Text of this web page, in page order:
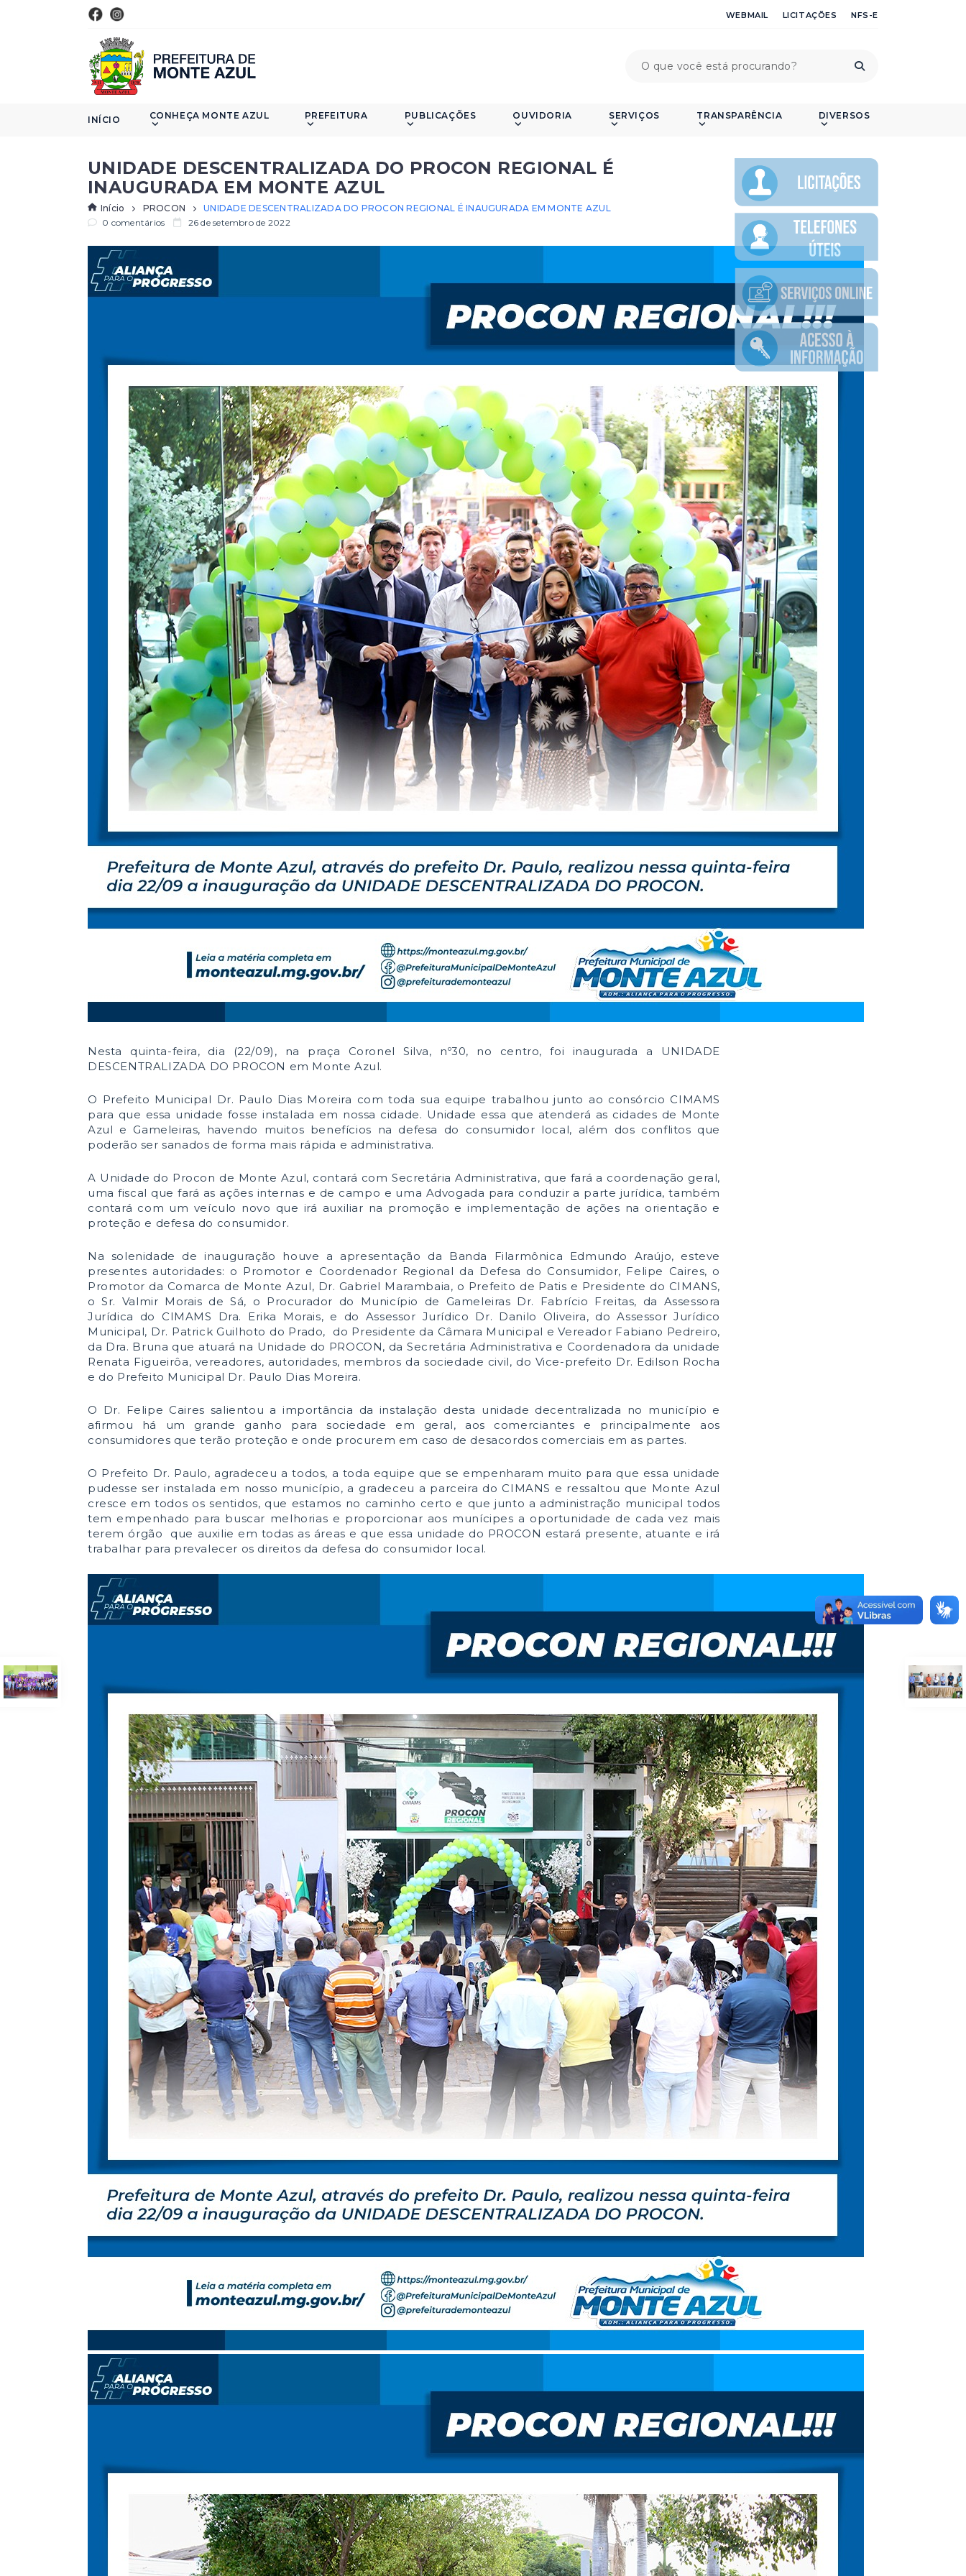
WEBMAIL LICITAÇÕES NFS-E
INÍCIO CONHEÇA MONTE AZUL PREFEITURA PUBLICAÇÕES OUVIDORIA SERVIÇOS TRANSPARÊNCIA DIVERSOS
UNIDADE DESCENTRALIZADA DO PROCON REGIONAL É
INAUGURADA EM MONTE AZUL
Início PROCON
UNIDADE DESCENTRALIZADA DO PROCON REGIONAL É INAUGURADA EM MONTE AZUL
0 comentários
26 de setembro de 2022
Nesta quinta-feira, dia (22/09), na praça Coronel Silva, nº30, no centro, foi inaugurada a UNIDADE
DESCENTRALIZADA DO PROCON em Monte Azul.
O Prefeito Municipal Dr. Paulo Dias Moreira com toda sua equipe trabalhou junto ao consórcio CIMAMS
para que essa unidade fosse instalada em nossa cidade. Unidade essa que atenderá as cidades de Monte
Azul e Gameleiras, havendo muitos benefícios na defesa do consumidor local, além dos conflitos que
poderão ser sanados de forma mais rápida e administrativa.
A Unidade do Procon de Monte Azul, contará com Secretária Administrativa, que fará a coordenação geral,
uma fiscal que fará as ações internas e de campo e uma Advogada para conduzir a parte jurídica, também
contará com um veículo novo que irá auxiliar na promoção e implementação de ações na orientação e
proteção e defesa do consumidor.
Na solenidade de inauguração houve a apresentação da Banda Filarmônica Edmundo Araújo, esteve
presentes autoridades: o Promotor e Coordenador Regional da Defesa do Consumidor, Felipe Caires, o
Promotor da Comarca de Monte Azul, Dr. Gabriel Marambaia, o Prefeito de Patis e Presidente do CIMANS,
o Sr. Valmir Morais de Sá, o Procurador do Município de Gameleiras Dr. Fabrício Freitas, da Assessora
Jurídica do CIMAMS Dra. Erika Morais, e do Assessor Jurídico Dr. Danilo Oliveira, do Assessor Jurídico
Municipal, Dr. Patrick Guilhoto do Prado, do Presidente da Câmara Municipal e Vereador Fabiano Pedreiro,
da Dra. Bruna que atuará na Unidade do PROCON, da Secretária Administrativa e Coordenadora da unidade
Renata Figueirôa, vereadores, autoridades, membros da sociedade civil, do Vice-prefeito Dr. Edilson Rocha
e do Prefeito Municipal Dr. Paulo Dias Moreira.
O Dr. Felipe Caires salientou a importância da instalação desta unidade decentralizada no município e
afirmou há um grande ganho para sociedade em geral, aos comerciantes e principalmente aos
consumidores que terão proteção e onde procurem em caso de desacordos comerciais em as partes.
O Prefeito Dr. Paulo, agradeceu a todos, a toda equipe que se empenharam muito para que essa unidade
pudesse ser instalada em nosso município, a gradeceu a parceira do CIMANS e ressaltou que Monte Azul
cresce em todos os sentidos, que estamos no caminho certo e que junto a administração municipal todos
tem empenhado para buscar melhorias e proporcionar aos munícipes a oportunidade de cada vez mais
terem órgão que auxilie em todas as áreas e que essa unidade do PROCON estará presente, atuante e irá
trabalhar para prevalecer os direitos da defesa do consumidor local.